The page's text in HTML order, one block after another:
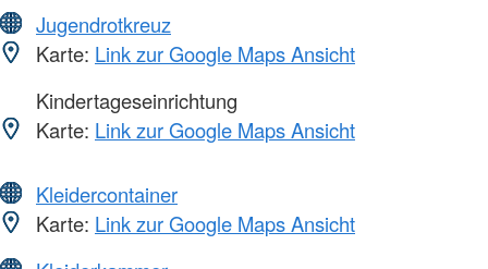
Jugendrotkreuz
Karte: Link zur Google Maps Ansicht
Kindertageseinrichtung
Karte: Link zur Google Maps Ansicht
Kleidercontainer
Karte: Link zur Google Maps Ansicht